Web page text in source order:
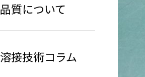
品質について
溶接技術コラム